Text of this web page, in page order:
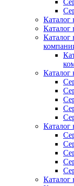
Каталог
Каталог
Каталог
Каталог